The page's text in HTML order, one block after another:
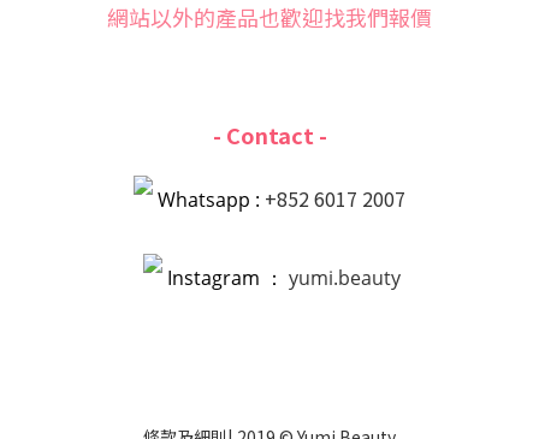
網站以外的產品也歡迎找我們報價
- Contact -
Whatsapp : +852 6017 2007
Instagram ： yumi.beauty